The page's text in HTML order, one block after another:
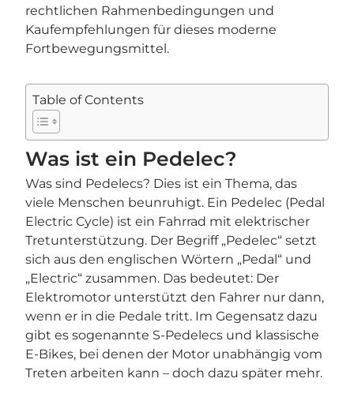
rechtlichen Rahmenbedingungen und
Kaufempfehlungen für dieses moderne
Fortbewegungsmittel.
Table of Contents
Was ist ein Pedelec?
Was sind Pedelecs? Dies ist ein Thema, das
viele Menschen beunruhigt. Ein Pedelec (Pedal
Electric Cycle) ist ein Fahrrad mit elektrischer
Tretunterstützung. Der Begriff „Pedelec“ setzt
sich aus den englischen Wörtern „Pedal“ und
„Electric“ zusammen. Das bedeutet: Der
Elektromotor unterstützt den Fahrer nur dann,
wenn er in die Pedale tritt. Im Gegensatz dazu
gibt es sogenannte S-Pedelecs und klassische
E-Bikes, bei denen der Motor unabhängig vom
Treten arbeiten kann – doch dazu später mehr.